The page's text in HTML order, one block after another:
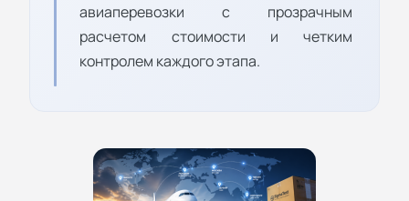
авиаперевозки с прозрачным
расчетом стоимости и четким
контролем каждого этапа.